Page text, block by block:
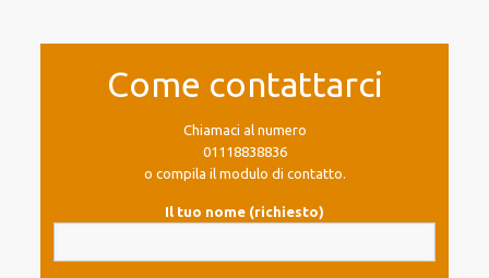
Come contattarci
Chiamaci al numero
01118838836
o compila il modulo di contatto.
Il tuo nome (richiesto)